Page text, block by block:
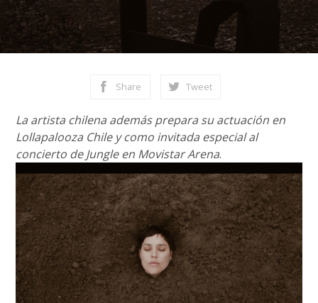
Share Tweet
La artista chilena además prepara su actuación en
Lollapalooza Chile y como invitada especial al
concierto de Jungle en Movistar Arena.